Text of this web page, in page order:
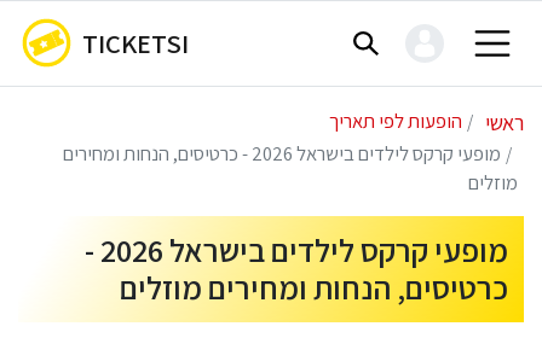
TICKETSI
ראשי
הופעות לפי תאריך
מופעי קרקס לילדים בישראל 2026 - כרטיסים, הנחות ומחירים
מוזלים
מופעי קרקס לילדים בישראל 2026 -
כרטיסים, הנחות ומחירים מוזלים